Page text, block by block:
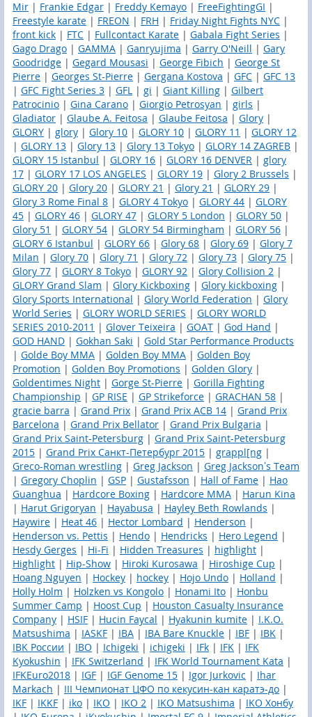
Mir | Frankie Edgar | Freddy Kemayo | FreeFightingGI |
Freestyle karate | FREON | FRH | Friday Night Fights NYC |
front kick | FTC | Fullcontact Karate | Gabala Fight Series |
Gago Drago | GAMMA | Ganryujima | Garry O'Neill | Gary
Goodridge | Gegard Mousasi | George Fibich | George St
Pierre | Georges St-Pierre | Gergana Kostova | GFC | GFC 13
| GFC Fight Series 3 | GFL | gi | Giant Killing | Gilbert
Patrocinio | Gina Carano | Giorgio Petrosyan | girls |
Gladiator | Glaube A. Feitosa | Glaube Feitosa | Glory |
GLORY | glory | Glory 10 | GLORY 10 | GLORY 11 | GLORY 12
| GLORY 13 | Glory 13 | Glory 13 Tokyo | GLORY 14 ZAGREB |
GLORY 15 Istanbul | GLORY 16 | GLORY 16 DENVER | glory
17 | GLORY 17 LOS ANGELES | GLORY 19 | Glory 2 Brussels |
GLORY 20 | Glory 20 | GLORY 21 | Glory 21 | GLORY 29 |
Glory 3 Rome Final 8 | GLORY 4 Tokyo | GLORY 44 | GLORY
45 | GLORY 46 | GLORY 47 | GLORY 5 London | GLORY 50 |
Glory 51 | GLORY 54 | GLORY 54 Birmingham | GLORY 56 |
GLORY 6 Istanbul | GLORY 66 | Glory 68 | Glory 69 | Glory 7
Milan | Glory 70 | Glory 71 | Glory 72 | Glory 73 | Glory 75 |
Glory 77 | GLORY 8 Tokyo | GLORY 92 | Glory Collision 2 |
GLORY Grand Slam | Glory Kickboxing | Glory kickboxing |
Glory Sports International | Glory World Federation | Glory
World Series | GLORY WORLD SERIES | GLORY WORLD
SERIES 2010-2011 | Glover Teixeira | GOAT | God Hand |
GOD HAND | Gokhan Saki | Gold Star Performance Products
| Golde Boy MMA | Golden Boy MMA | Golden Boy
Promotion | Golden Boy Promotions | Golden Glory |
Goldentimes Night | Gorge St-Pierre | Gorilla Fighting
Championship | GP RISE | GP Strikeforce | GRACHAN 58 |
gracie barra | Grand Prix | Grand Prix ACB 14 | Grand Prix
Barcelona | Grand Prix Bellator | Grand Prix Bulgaria |
Grand Prix Saint-Petersburg | Grand Prix Saint-Petersburg
2015 | Grand Prix Санкт-Петербург 2015 | grappl[ng |
Greco-Roman wrestling | Greg Jackson | Greg Jackson’s Team
| Gregory Choplin | GSP | Gustafsson | Hall of Fame | Hao
Guanghua | Hardcore Boxing | Hardcore MMA | Harun Kina
| Harut Grigoryan | Hayabusa | Hayley Beth Rowlands |
Haywire | Heat 46 | Hector Lombard | Henderson |
Henderson vs. Pettis | Hendo | Hendricks | Hero Legend |
Hesdy Gerges | Hi-Fi | Hidden Treasures | highlight |
Highlight | Hip-Show | Hiroki Kurosawa | Hiroshige Cup |
Hoang Nguyen | Hockey | hockey | Hojo Undo | Holland |
Holly Holm | Holzken vs Kongolo | Honami Ito | Honbu
Summer Camp | Hoost Cup | Houston Casualty Insurance
Company | HSIF | Hucin Faycal | Hyakunin kumite | I.K.O.
Matsushima | IASKF | IBA | IBA Bare Knuckle | IBF | IBK |
IBK России | IBO | Ichigeki | ichigeki | IFk | IFK | IFK
Kyokushin | IFK Switzerland | IFK World Tournament Kata |
IFKEuro2018 | IGF | IGF Genome 15 | Igor Jurkovic | Ihar
Markach | III Чемпионат ЦФО по кекусин-кан каратэ-до |
IKF | IKKF | iko | IKO | IKO 2 | IKO Matsushima | IKO Хонбу